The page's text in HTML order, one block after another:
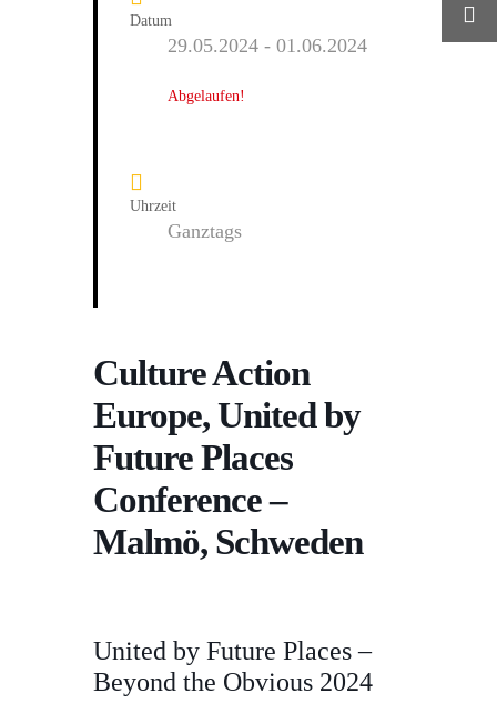
Datum
29.05.2024 - 01.06.2024
Abgelaufen!
Uhrzeit
Ganztags
Culture Action
Europe, United by
Future Places
Conference –
Malmö, Schweden
United by Future Places –
Beyond the Obvious 2024